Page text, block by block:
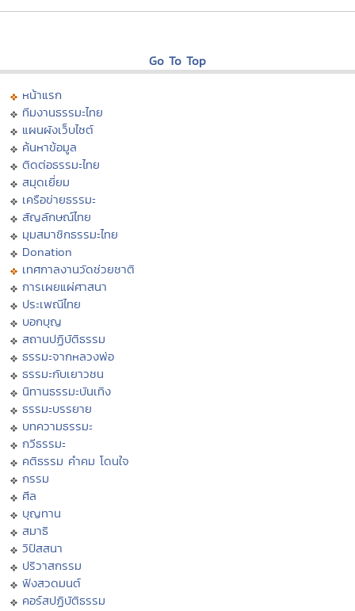
Go To Top
หน้าแรก
ทีมงานธรรมะไทย
แผนผังเว็บไซต์
ค้นหาข้อมูล
ติดต่อธรรมะไทย
สมุดเยี่ยม
เครือข่ายธรรมะ
สัญลักษณ์ไทย
มุมสมาชิกธรรมะไทย
Donation
เทศกาลงานวัดช่วยชาติ
การเผยแผ่ศาสนา
ประเพณีไทย
บอกบุญ
สถานปฏิบัติธรรม
ธรรมะจากหลวงพ่อ
ธรรมะกับเยาวชน
นิทานธรรมะบันเทิง
ธรรมะบรรยาย
บทความธรรมะ
กวีธรรมะ
คติธรรม คำคม โดนใจ
กรรม
ศีล
บุญทาน
สมาธิ
วิปัสสนา
ปริวาสกรรม
ฟังสวดมนต์
คอร์สปฏิบัติธรรม